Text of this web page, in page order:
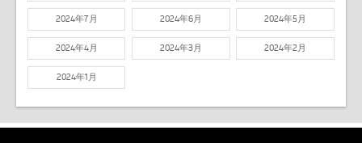
2024年7月 2024年6月 2024年5月
2024年4月 2024年3月 2024年2月
2024年1月